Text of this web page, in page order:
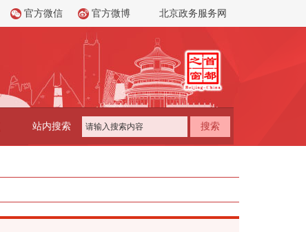
官方微信 官方微博 北京政务服务网
站内搜索 搜索